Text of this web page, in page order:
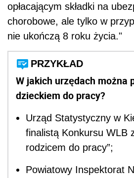
opłacającym składki na
chorobowe, ale tylko w
nie ukończą 8 roku życia."
PRZYKŁAD
W jakich urzędach można
dzieckiem do pracy?
Urząd Statystyczny w
finalistą Konkursu WLB
rodzicem do pracy”;
Powiatowy Inspektorat